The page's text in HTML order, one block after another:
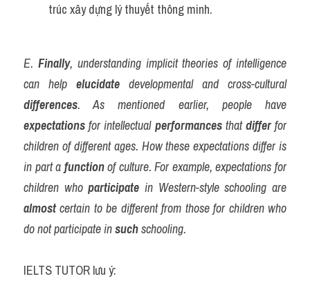
trúc xây dựng lý thuyết thông minh.
E. Finally, understanding implicit theories of intelligence
can help elucidate
developmental and cross-cultural
differences
expectations for intellectual performances that differ for
children of different ages. How these expectations differ is
in part a function of culture. For example, expectations for
children who participate
almost certain to be different from those for children who
do not participate in such schooling.
IELTS TUTOR lưu ý: